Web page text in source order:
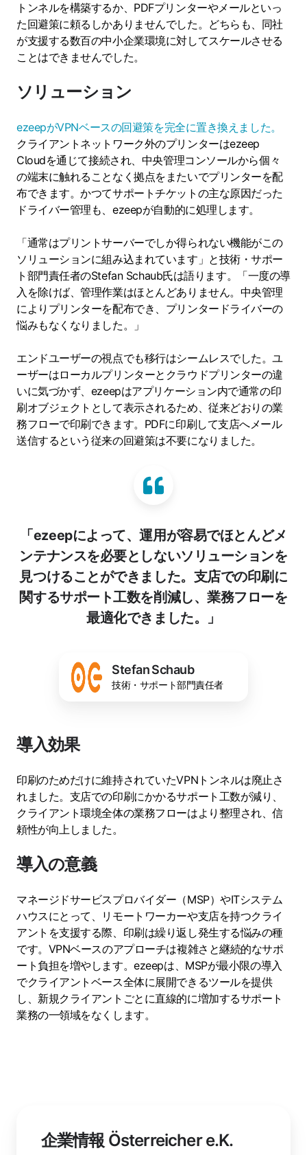
トンネルを構築するか、PDFプリンターやメールといっ
た回避策に頼るしかありませんでした。どちらも、同社
が支援する数百の中小企業環境に対してスケールさせる
ことはできませんでした。
ソリューション
ezeepがVPNベースの回避策を完全に置き換えました。
クライアントネットワーク外のプリンターはezeep
Cloudを通じて接続され、中央管理コンソールから個々
の端末に触れることなく拠点をまたいでプリンターを配
布できます。かつてサポートチケットの主な原因だった
ドライバー管理も、ezeepが自動的に処理します。
「通常はプリントサーバーでしか得られない機能がこの
ソリューションに組み込まれています」と技術・サポー
ト部門責任者のStefan Schaub氏は語ります。「一度の導
入を除けば、管理作業はほとんどありません。中央管理
によりプリンターを配布でき、プリンタードライバーの
悩みもなくなりました。」
エンドユーザーの視点でも移行はシームレスでした。ユ
ーザーはローカルプリンターとクラウドプリンターの違
いに気づかず、ezeepはアプリケーション内で通常の印
刷オブジェクトとして表示されるため、従来どおりの業
務フローで印刷できます。PDFに印刷して支店へメール
送信するという従来の回避策は不要になりました。
「ezeepによって、運用が容易でほとんどメ
ンテナンスを必要としないソリューションを
見つけることができました。支店での印刷に
関するサポート工数を削減し、業務フローを
最適化できました。」
Stefan Schaub
技術・サポート部門責任者
導入効果
印刷のためだけに維持されていたVPNトンネルは廃止さ
れました。支店での印刷にかかるサポート工数が減り、
クライアント環境全体の業務フローはより整理され、信
頼性が向上しました。
導入の意義
マネージドサービスプロバイダー（MSP）やITシステム
ハウスにとって、リモートワーカーや支店を持つクライ
アントを支援する際、印刷は繰り返し発生する悩みの種
です。VPNベースのアプローチは複雑さと継続的なサポ
ート負担を増やします。ezeepは、MSPが最小限の導入
でクライアントベース全体に展開できるツールを提供
し、新規クライアントごとに直線的に増加するサポート
業務の一領域をなくします。
企業情報 Österreicher e.K.